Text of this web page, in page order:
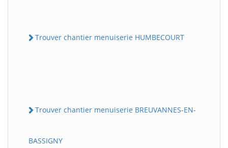
Trouver chantier menuiserie HUMBECOURT
Trouver chantier menuiserie BREUVANNES-EN-
BASSIGNY